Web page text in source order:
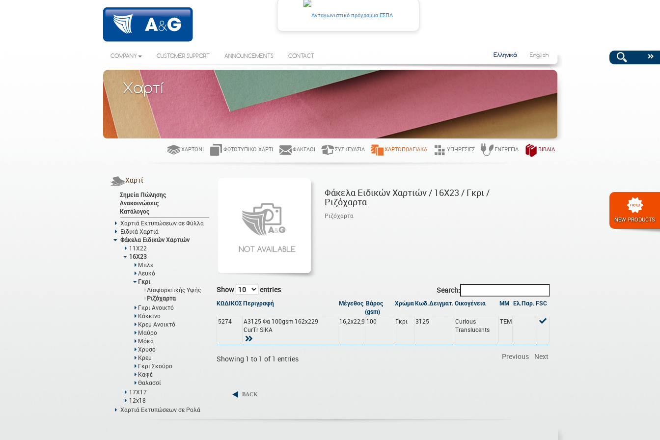
NEW PRODUCTS
COMPANY CUSTOMER SUPPORT ANNOUNCEMENTS CONTACT Ελληνικά English
Χαρτί
ΧΑΡΤΌΝΙ ΦΩΤΟΤΥΠΙΚΌ ΧΑΡΤΊ ΦΆΚΕΛΟΙ ΣΥΣΚΕΥΑΣΊΑ ΧΑΡΤΟΠΩΛΕΙΑΚΆ ΥΠΗΡΕΣΊΕΣ ΕΝΈΡΓΕΙΑ ΒΙΒΛΊΑ
Χαρτί
Σημεία Πώλησης
Ανακοινώσεις
Κατάλογος
Χαρτιά Εκτυπώσεων σε Φύλλα
Ειδικά Χαρτιά
Φάκελα Ειδικών Χαρτιών
11Χ22
16Χ23
Μπλε
Λευκό
Γκρι
Διαφορετικής Υφής
Ριζόχαρτα
Γκρι Ανοικτό
Κόκκινο
Κρεμ Ανοικτό
Μαύρο
Μόκα
Χρυσό
Κρεμ
Γκρι Σκούρο
Καφέ
Θαλασσί
17Χ17
12x18
Χαρτιά Εκτυπώσεων σε Ρολά
Φάκελα Ειδικών Χαρτιών / 16Χ23 / Γκρι /
Ριζόχαρτα
Ριζόχαρτα
Show entries Search:
ΚΩΔΙΚΟΣΠεριγραφή Μέγεθος Βάρος
(gsm)
ΧρώμαΚωδ.Δειγματ.Οικογένεια ΜΜ Ελ.Παρ.FSC
5274
A3125 Φα 100gsm 162x229
CurTr SiΚΑ
16,2x22,9 100 Γκρι 3125
Curious
Translucents
ΤΕΜ
Showing 1 to 1 of 1 entries Previous Next
BACK